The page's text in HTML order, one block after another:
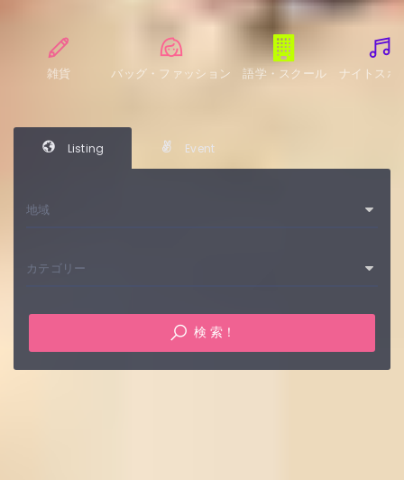
雑貨 バッグ・ファッション 語学・スクール ナイトスポ
Listing Event
地域
カテゴリー
検 索！